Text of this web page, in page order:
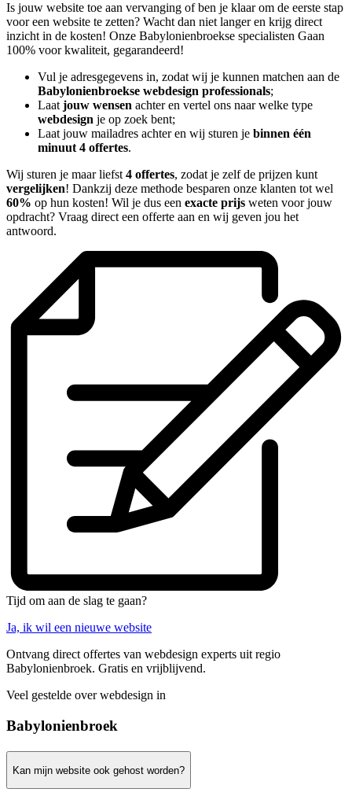
Is jouw website toe aan vervanging of ben je klaar om de eerste stap
voor een website te zetten? Wacht dan niet langer en krijg direct
inzicht in de kosten! Onze Babylonienbroekse specialisten Gaan
100% voor kwaliteit, gegarandeerd!
Vul je adresgegevens in, zodat wij je kunnen matchen aan de
Babylonienbroekse webdesign professionals;
Laat jouw wensen achter en vertel ons naar welke type
webdesign je op zoek bent;
Laat jouw mailadres achter en wij sturen je binnen één
minuut 4 offertes.
Wij sturen je maar liefst 4 offertes, zodat je zelf de prijzen kunt
vergelijken! Dankzij deze methode besparen onze klanten tot wel
60% op hun kosten! Wil je dus een exacte prijs weten voor jouw
opdracht? Vraag direct een offerte aan en wij geven jou het
antwoord.
Tijd om aan de slag te gaan?
Ja, ik wil een nieuwe website
Ontvang direct offertes van webdesign experts uit regio
Babylonienbroek. Gratis en vrijblijvend.
Veel gestelde over webdesign in
Babylonienbroek
Kan mijn website ook gehost worden?